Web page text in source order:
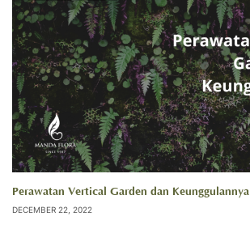
Perawatan Vertical Garden dan Keunggulannya
DECEMBER 22, 2022